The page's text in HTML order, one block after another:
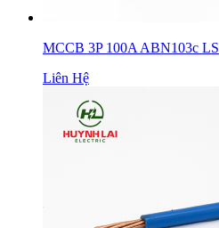
MCCB 3P 100A ABN103c LS
Liên Hệ